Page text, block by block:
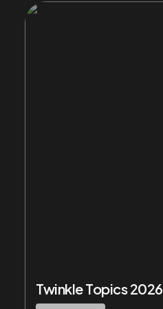
Twinkle Topics 2026